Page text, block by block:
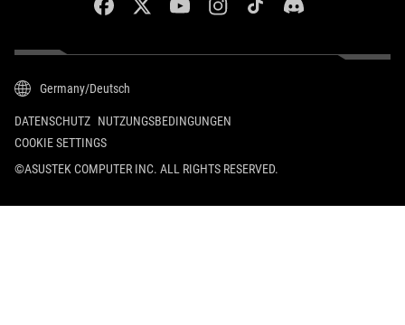
facebooktwitteryoutubeinstagramtiktok discord
Germany/Deutsch
DATENSCHUTZ NUTZUNGSBEDINGUNGEN
COOKIE SETTINGS
©ASUSTEK COMPUTER INC. ALL RIGHTS RESERVED.